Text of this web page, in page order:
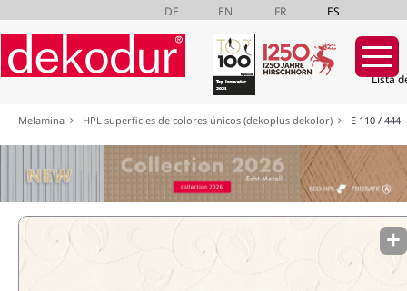
DE EN FR ES
Lista
Saltar
navegación
Melamina HPL superficies de colores únicos (dekoplus dekolor) E 110 / 444